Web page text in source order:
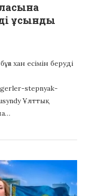
ұсынды
хан есімін беруді
stepnyak-
Ұлттық